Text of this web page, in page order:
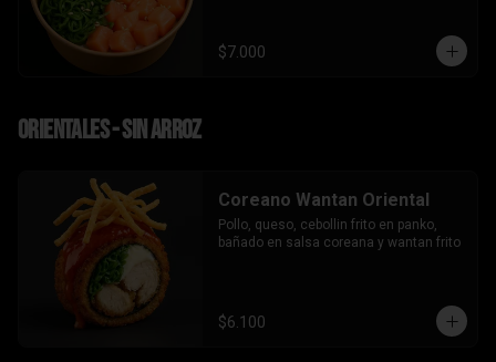
$7.000
Orientales - sin arroz
Coreano Wantan Oriental
Pollo, queso, cebollin frito en panko,
bañado en salsa coreana y wantan frito
$6.100